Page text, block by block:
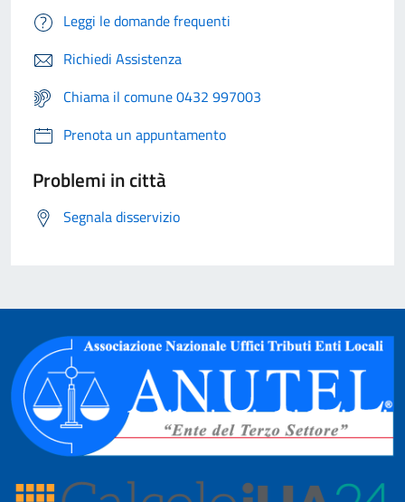
Leggi le domande frequenti
Richiedi Assistenza
Chiama il comune 0432 997003
Prenota un appuntamento
Problemi in città
Segnala disservizio